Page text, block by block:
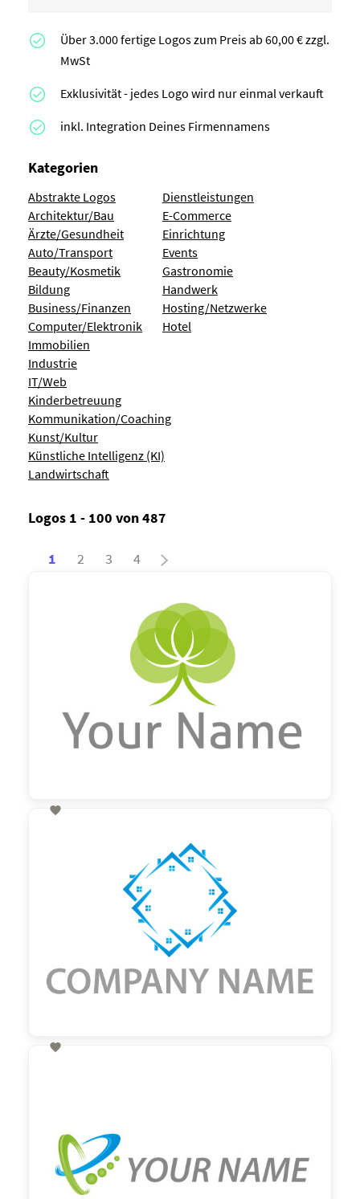
Über 3.000 fertige Logos zum Preis ab 60,00 € zzgl.
MwSt
Exklusivität - jedes Logo wird nur einmal verkauft
inkl. Integration Deines Firmennamens
Kategorien
Abstrakte Logos
Architektur/Bau
Ärzte/Gesundheit
Auto/Transport
Beauty/Kosmetik
Bildung
Business/Finanzen
Computer/Elektronik
Dienstleistungen
E-Commerce
Einrichtung
Events
Gastronomie
Handwerk
Hosting/Netzwerke
Hotel
Immobilien
Industrie
IT/Web
Kinderbetreuung
Kommunikation/Coaching
Kunst/Kultur
Künstliche Intelligenz (KI)
Landwirtschaft
Logos 1 - 100 von 487
1 2 3 4

